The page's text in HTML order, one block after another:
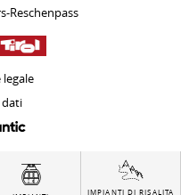
IMPIANTI DI RISALITA
Reschenpass